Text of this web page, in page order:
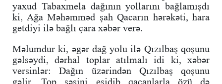
yaxud Tabaxmela dağının yollarını bağlamışdı
ki, Ağa Məhəmməd şah Qacarın hərəkəti, hara
getdiyi ilə bağlı çara xəbər verə.
Məlumdur ki, əgər dağ yolu ilə Qızılbaş qoşunu
gəlsəydi, dərhal toplar atılmalı idi ki, xəbər
versinlər: Dağın üzərindən Qızılbaş qoşunu
gəlir. Top səsini eşidib qaçanlarla özü də